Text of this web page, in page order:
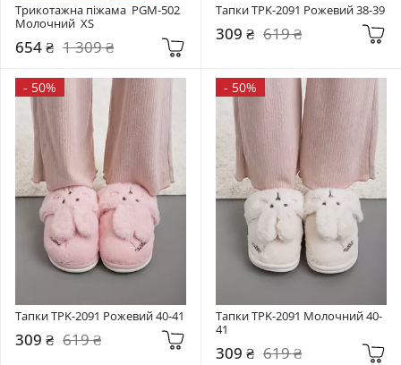
Трикотажна піжама  PGM-502
Молочний  XS
654 ₴ 1 309 ₴
Тапки TPK-2091 Рожевий 38-39
309 ₴ 619 ₴
- 50%
Тапки TPK-2091 Рожевий 40-41
309 ₴ 619 ₴
- 50%
Тапки TPK-2091 Молочний 40-
41
309 ₴ 619 ₴